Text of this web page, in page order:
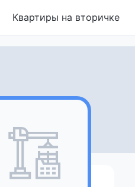
Квартиры на вторичке